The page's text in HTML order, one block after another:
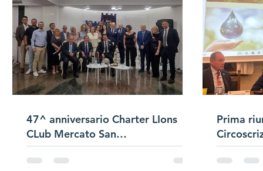
47^ anniversario Charter LIons
CLub Mercato San
Severino/Passaggio
Campana/Presentazione Satellite
Prima